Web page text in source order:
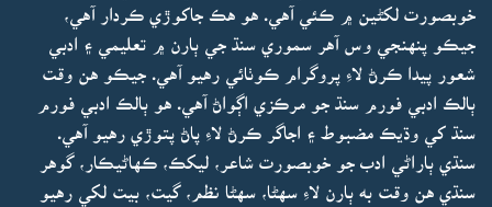
خوبصورت لکڻين ۾ ڪئي آهي. هو هڪ جاکوڙي ڪردار آهي،
جيڪو پنهنجي وس آهر سموري سنڌ جي ٻارن ۾ تعليمي ۽ ادبي
شعور پيدا ڪرڻ لاءِ پروگرام ڪوٺائي رهيو آهي. جيڪو هن وقت
ٻالڪ ادبي فورم سنڌ جو مرڪزي اڳواڻ آهي. هو ٻالڪ ادبي فورم
سنڌ کي وڌيڪ مضبوط ۽ اجاگر ڪرڻ لاءِ پاڻ پتوڙي رهيو آهي.
سنڌي ٻاراڻي ادب جو خوبصورت شاعر، ليکڪ، ڪهاڻيڪار، گوهر
سنڌي هن وقت به ٻارن لاءِ سهڻا، سهڻا نظم، گيت، بيت لکي رهيو